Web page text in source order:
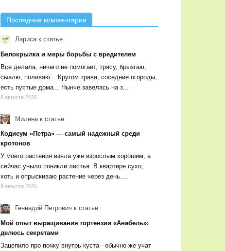
Последние комментарии
Ларисак статье
Белокрылка и меры борьбы с вредителем
Все делала, ничего не помогает, трясу, брызгаю,
сыалю, поливаю... Кругом трава, соседние огороды,
есть пустые дома... Нынче завелась на з...
8 августа 2026
Милена к статье
Кодиеум «Петра» — самый надежный среди
кротонов
У моего растения взяла уже взрослым хорошим, а
сейчас уныло поникли листья. В квартире сухо,
хоть и опрыскиваю растение через день....
8 августа 2026
Геннадий Петрович к статье
Мой опыт выращивания гортензии «Анабель»:
делюсь секретами
Зацепило про почку внутрь куста - обычно же учат